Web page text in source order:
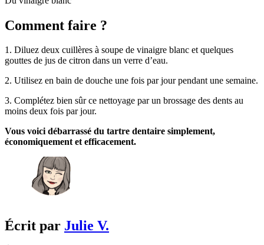
Comment faire ?
1. Diluez deux cuillères à soupe de vinaigre blanc et quelques
gouttes de jus de citron dans un verre d’eau.
2. Utilisez en bain de douche une fois par jour pendant une semaine.
3. Complétez bien sûr ce nettoyage par un brossage des dents au
moins deux fois par jour.
Vous voici débarrassé du tartre dentaire simplement,
économiquement et efficacement.
Écrit par Julie V.